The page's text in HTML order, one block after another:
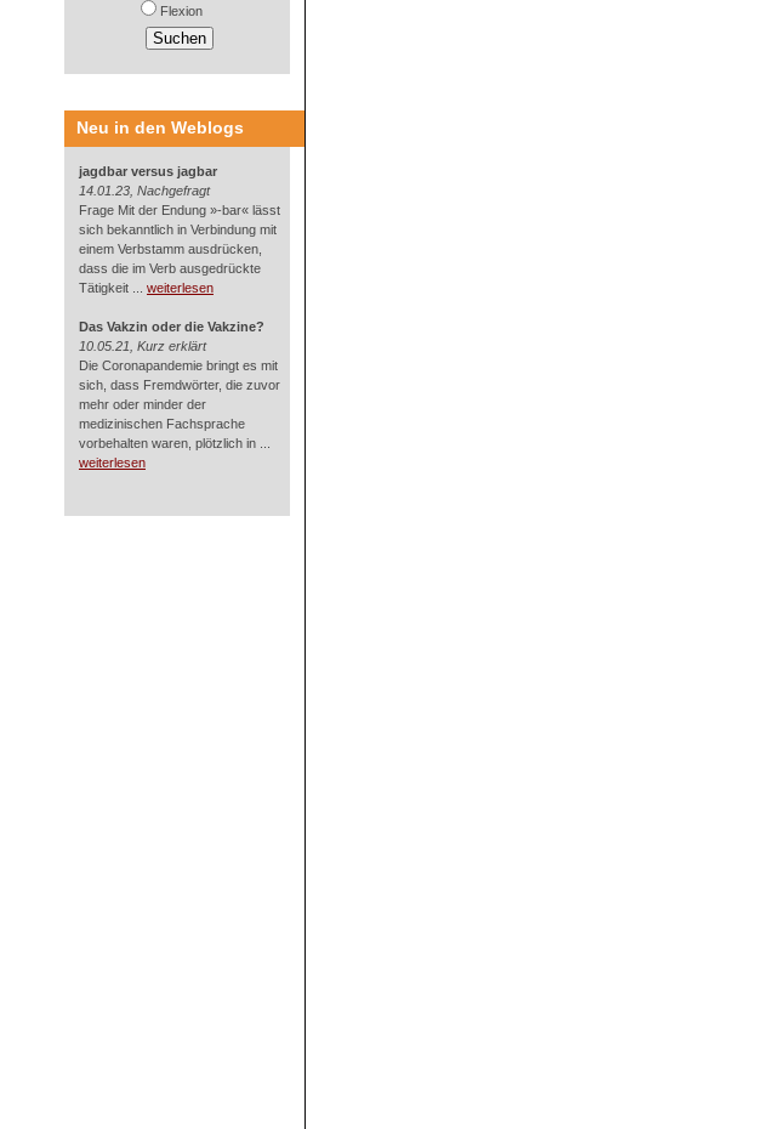
Flexion
Neu in den Weblogs
jagdbar versus jagbar
14.01.23, Nachgefragt
Frage Mit der Endung »-bar« lässt
sich bekanntlich in Verbindung mit
einem Verbstamm ausdrücken,
dass die im Verb ausgedrückte
Tätigkeit ... weiterlesen
Das Vakzin oder die Vakzine?
10.05.21, Kurz erklärt
Die Coronapandemie bringt es mit
sich, dass Fremdwörter, die zuvor
mehr oder minder der
medizinischen Fachsprache
vorbehalten waren, plötzlich in ...
weiterlesen